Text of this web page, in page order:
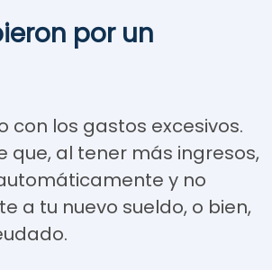
por un
con los gastos excesivos.
que, al tener más ingresos,
y no
a tu nuevo sueldo, o bien,